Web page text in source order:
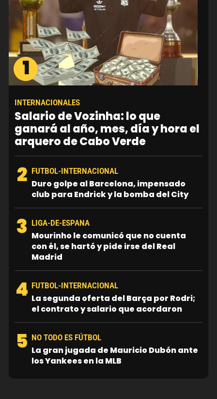
1
INTERNACIONALES
Salario de Vozinha: lo que
ganará al año, mes, día y hora el
arquero de Cabo Verde
2 FUTBOL-INTERNACIONAL
Duro golpe al Barcelona, impensado
club para Endrick y la bomba del City
3 LIGA-DE-ESPANA
Mourinho le comunicó que no cuenta
con él, se hartó y pide irse del Real
Madrid
4 FUTBOL-INTERNACIONAL
La segunda oferta del Barça por Rodri;
el contrato y salario que acordaron
5 NO TODO ES FÚTBOL
La gran jugada de Mauricio Dubón ante
los Yankees en la MLB